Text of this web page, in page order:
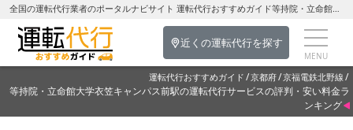
全国の運転代行業者のポータルナビサイト 運転代行おすすめガイド等持院・立命館大学衣笠キャンパス前駅の運転代行を探す-京都府の運転代行
近くの運転代行を探す
運転代行おすすめガイド 京都府 京福電鉄北野線
等持院・立命館大学衣笠キャンパス前駅の運転代行サービスの評判・安い料金ラ
ンキング